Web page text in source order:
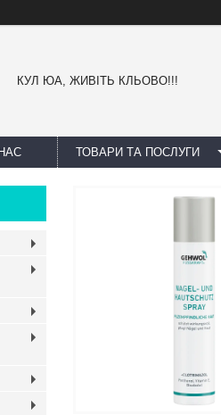
КУЛ ЮА, ЖИВІТЬ КЛЬОВО!!!
ТОВАРИ ТА ПОСЛУГИ